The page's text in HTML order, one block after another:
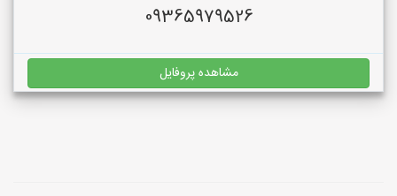
09365979526
مشاهده پروفایل